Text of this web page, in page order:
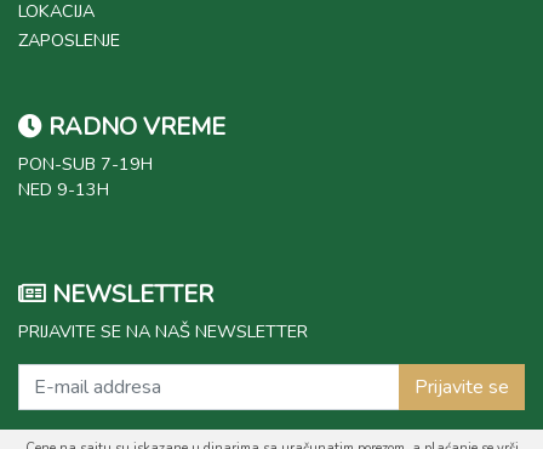
LOKACIJA
ZAPOSLENJE
RADNO VREME
PON-SUB 7-19H
NED 9-13H
NEWSLETTER
PRIJAVITE SE NA NAŠ NEWSLETTER
Prijavite se